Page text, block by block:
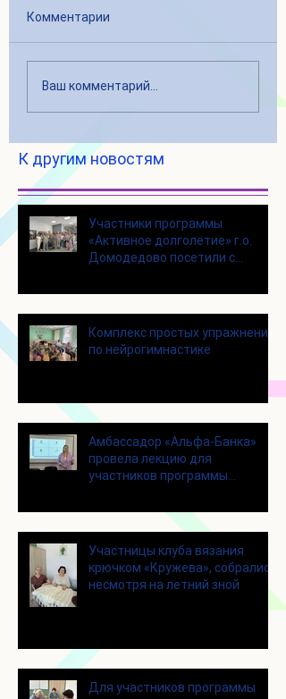
Комментарии
Ваш комментарий...
К другим новостям
Участники программы
«Активное долголетие» г.о.
Домодедово посетили с
Щелково
Комплекс простых упражнений
по нейрогимнастике
Амбассадор «Альфа-Банка»
провела лекцию для
участников программы
Участницы клуба вязания
крючком «Кружева», собрались
несмотря на летний зной
Для участников программы